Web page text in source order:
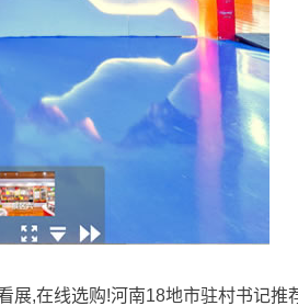
,在线选购!河南18地市驻村书记推